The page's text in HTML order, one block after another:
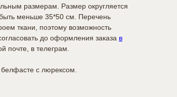
размерам. Размер округляется
меньше 35*50 см. Перечень
ткани, поэтому возможность
до оформления заказа в
почте, в телеграм.
с люрексом.